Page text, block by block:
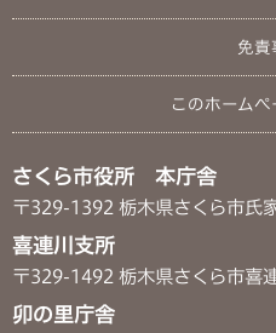
免責
このホーム
さくら市役所 本庁舎
〒329-1392 栃木県さくら市氏
喜連川支所
〒329-1492 栃木県さくら市喜
卯の里庁舎